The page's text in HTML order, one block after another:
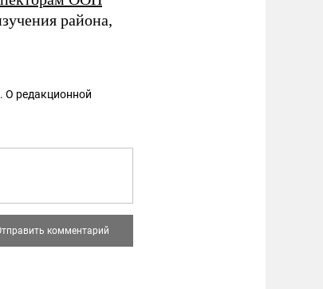
района,
О редакционной